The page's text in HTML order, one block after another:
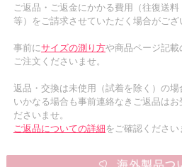
ご返品・ご返金にかかる費用（往復送
等）をご請求させていただく場合がござ
事前にサイズの測り方や商品ページ記載
ご注文くださいませ。
返品・交換は未使用（試着を除く）の場
いかなる場合も事前連絡なきご返品はお
ださいませ。
ご返品についての詳細をご確認ください